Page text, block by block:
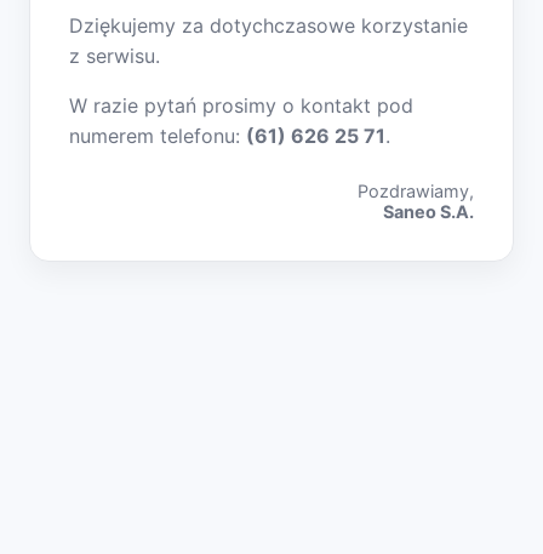
Dziękujemy za dotychczasowe korzystanie
z serwisu.
W razie pytań prosimy o kontakt pod
numerem telefonu: (61) 626 25 71.
Pozdrawiamy,
Saneo S.A.